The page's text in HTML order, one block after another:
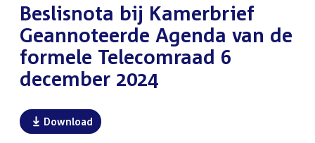
:Beslisnota bij Kamerbrief
Geannoteerde Agenda van de
formele Telecomraad 6
december 2024
Download